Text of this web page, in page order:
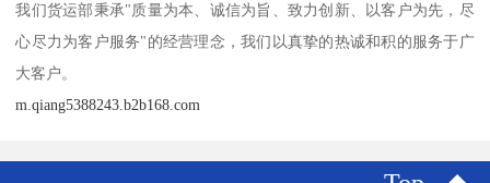
我们货运部秉承"质量为本、诚信为旨、致力创新、以客户为先，尽
心尽力为客户服务"的经营理念，我们以真挚的热诚和积的服务于广
大客户。
m.qiang5388243.b2b168.com